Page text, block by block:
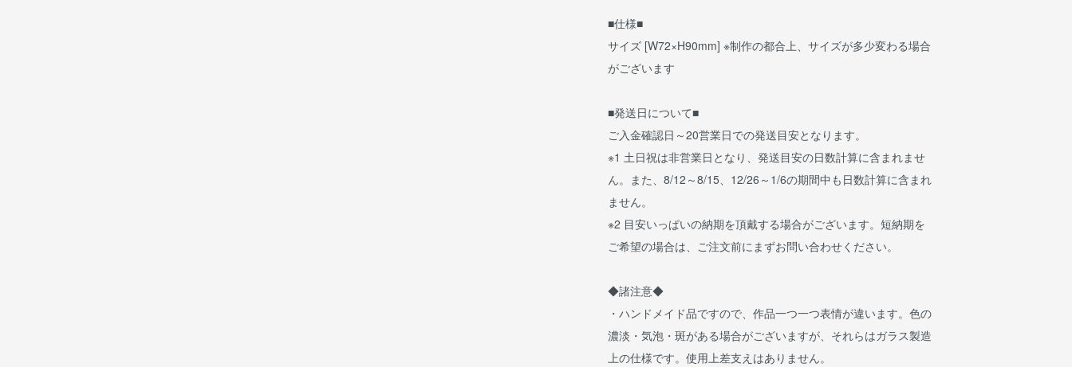
■仕様■
サイズ [W72×H90mm] ※制作の都合上、サイズが多少変わる場合
がございます
■発送日について■
ご入金確認日～20営業日での発送目安となります。
※1 土日祝は非営業日となり、発送目安の日数計算に含まれませ
ん。また、8/12～8/15、12/26～1/6の期間中も日数計算に含まれ
ません。
※2 目安いっぱいの納期を頂戴する場合がございます。短納期を
ご希望の場合は、ご注文前にまずお問い合わせください。
◆諸注意◆
・ハンドメイド品ですので、作品一つ一つ表情が違います。色の
濃淡・気泡・斑がある場合がございますが、それらはガラス製造
上の仕様です。使用上差支えはありません。